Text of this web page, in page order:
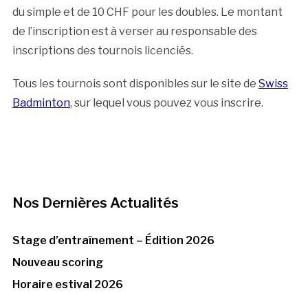
du simple et de 10 CHF pour les doubles. Le montant
de l’inscription est à verser au responsable des
inscriptions des tournois licenciés.
Tous les tournois sont disponibles sur le site de Swiss
Badminton, sur lequel vous pouvez vous inscrire.
Nos Dernières Actualités
Stage d’entraînement – Édition 2026
Nouveau scoring
Horaire estival 2026